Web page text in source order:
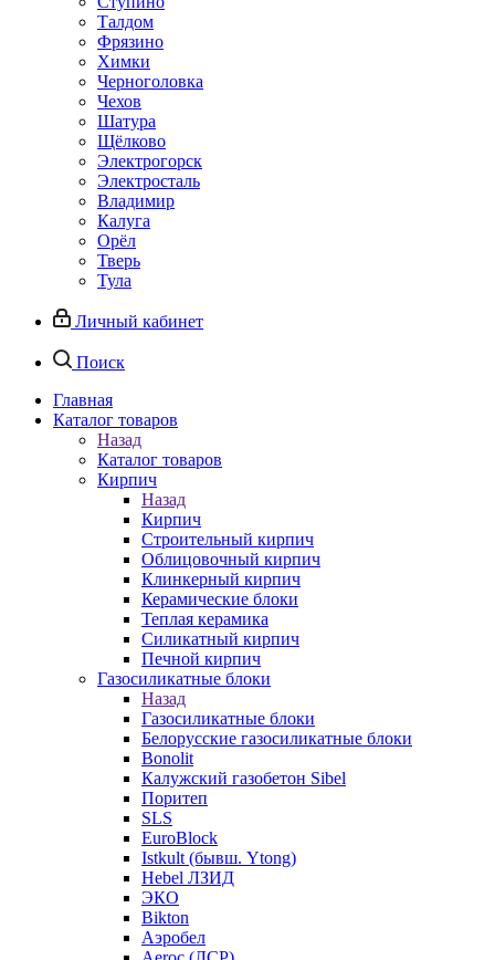
Талдом
Фрязино
Химки
Черноголовка
Чехов
Шатура
Щёлково
Электрогорск
Электросталь
Владимир
Калуга
Орёл
Тверь
Тула
Личный кабинет
Поиск
Главная
Каталог товаров
Назад
Каталог товаров
Кирпич
Назад
Кирпич
Строительный кирпич
Облицовочный кирпич
Клинкерный кирпич
Керамические блоки
Теплая керамика
Силикатный кирпич
Печной кирпич
Газосиликатные блоки
Назад
Газосиликатные блоки
Белорусские газосиликатные блоки
Bonolit
Калужский газобетон Sibel
Поритеп
SLS
EuroBlock
Istkult (бывш. Ytong)
Hebel ЛЗИД
ЭКО
Bikton
Аэробел